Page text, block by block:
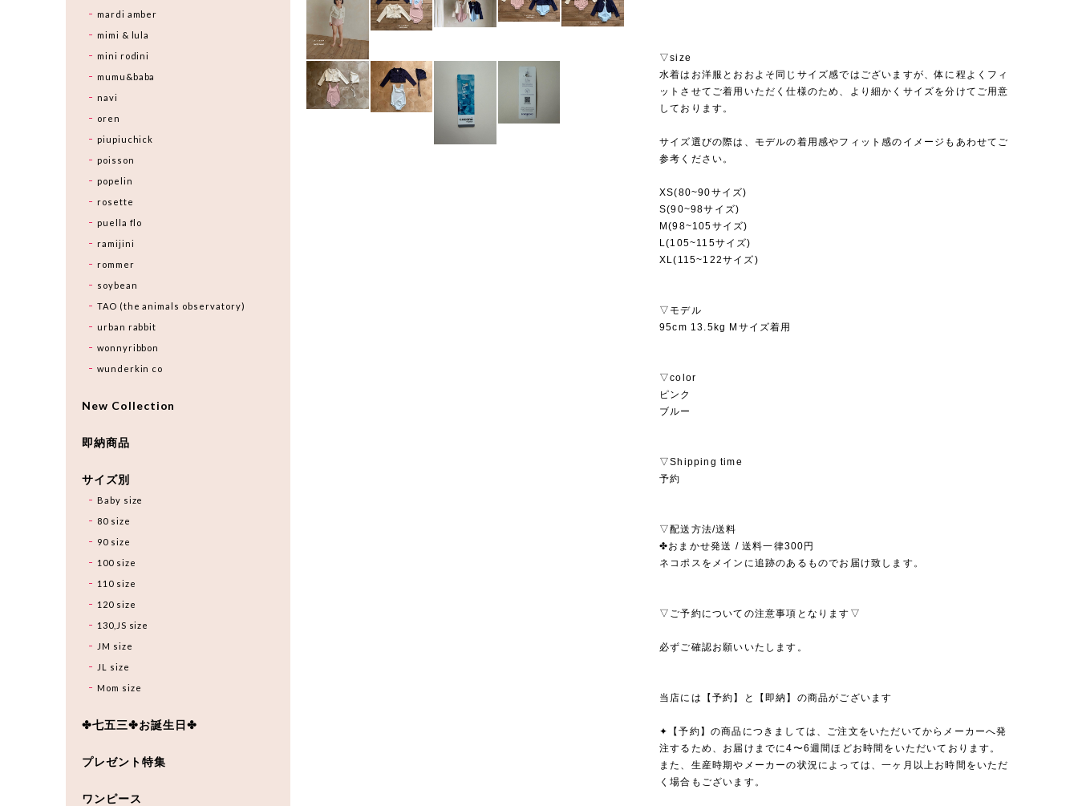
▽size
水着はお洋服とおおよそ同じサイズ感ではございますが、体に程よくフィ
ットさせてご着用いただく仕様のため、より細かくサイズを分けてご用意
しております。
サイズ選びの際は、モデルの着用感やフィット感のイメージもあわせてご
参考ください。
XS(80~90サイズ)
S(90~98サイズ)
M(98~105サイズ)
L(105~115サイズ)
XL(115~122サイズ)
▽モデル
95cm 13.5kg Mサイズ着用
▽color
ピンク
ブルー
▽Shipping time
予約
▽配送方法/送料
✤おまかせ発送 / 送料一律300円
ネコポスをメインに追跡のあるものでお届け致します。
▽ご予約についての注意事項となります▽
必ずご確認お願いいたします。
当店には【予約】と【即納】の商品がございます
✦【予約】の商品につきましては、ご注文をいただいてからメーカーへ発
注するため、お届けまでに4〜6週間ほどお時間をいただいております。
また、生産時期やメーカーの状況によっては、一ヶ月以上お時間をいただ
く場合もございます。
mardi amber
mimi & lula
mini rodini
mumu&baba
navi
oren
piupiuchick
poisson
popelin
rosette
puella flo
ramijini
rommer
soybean
TAO (the animals observatory)
urban rabbit
wonnyribbon
wunderkin co
New Collection
即納商品
サイズ別
Baby size
80 size
90 size
100 size
110 size
120 size
130,JS size
JM size
JL size
Mom size
✤七五三✤お誕生日✤
プレゼント特集
ワンピース